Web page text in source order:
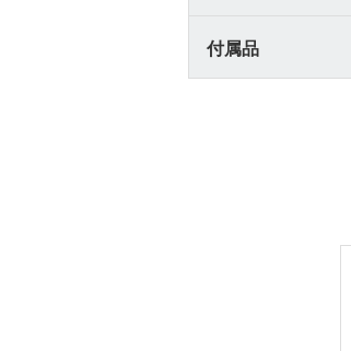
付属品